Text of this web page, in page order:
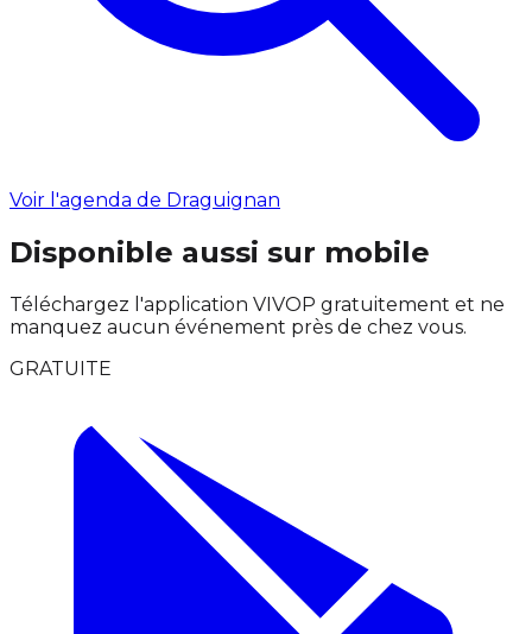
Voir l'agenda de Draguignan
Disponible aussi sur mobile
Téléchargez l'application VIVOP gratuitement et ne
manquez aucun événement près de chez vous.
GRATUITE